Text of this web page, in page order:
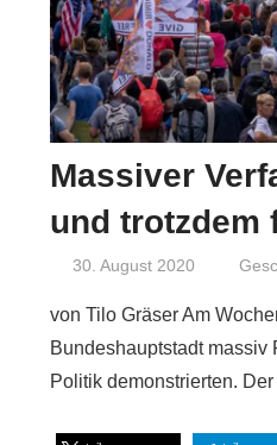
Massiver
und trotzdem
30. August 2020 Niki
von Tilo Gräser Am
Bundeshauptstadt
Politik demonstrierten. Der